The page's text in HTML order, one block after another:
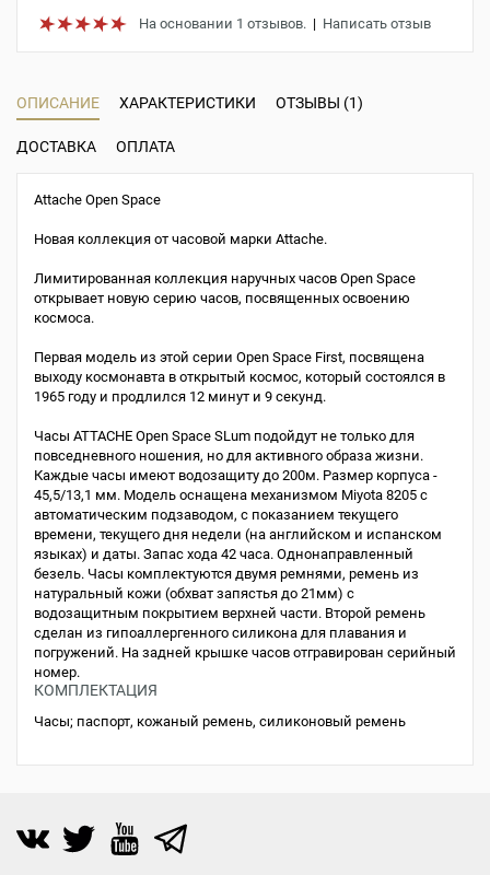
На основании 1 отзывов. | Написать отзыв
ОПИСАНИЕ ХАРАКТЕРИСТИКИ ОТЗЫВЫ (1)
ДОСТАВКА ОПЛАТА
Attache Open Space
Новая коллекция от часовой марки Attache.
Лимитированная коллекция наручных часов Open Space
открывает новую серию часов, посвященных освоению
космоса.
Первая модель из этой серии Open Space First, посвящена
выходу космонавта в открытый космос, который состоялся в
1965 году и продлился 12 минут и 9 секунд.
Часы ATTACHE Open Space SLum подойдут не только для
повседневного ношения, но для активного образа жизни.
Каждые часы имеют водозащиту до 200м. Размер корпуса -
45,5/13,1 мм. Модель оснащена механизмом Miyota 8205 с
автоматическим подзаводом, с показанием текущего
времени, текущего дня недели (на английском и испанском
языках) и даты. Запас хода 42 часа. Однонаправленный
безель. Часы комплектуются двумя ремнями, ремень из
натуральный кожи (обхват запястья до 21мм) с
водозащитным покрытием верхней части. Второй ремень
сделан из гипоаллергенного силикона для плавания и
погружений. На задней крышке часов отгравирован серийный
номер.
КОМПЛЕКТАЦИЯ
Часы; паспорт, кожаный ремень, силиконовый ремень